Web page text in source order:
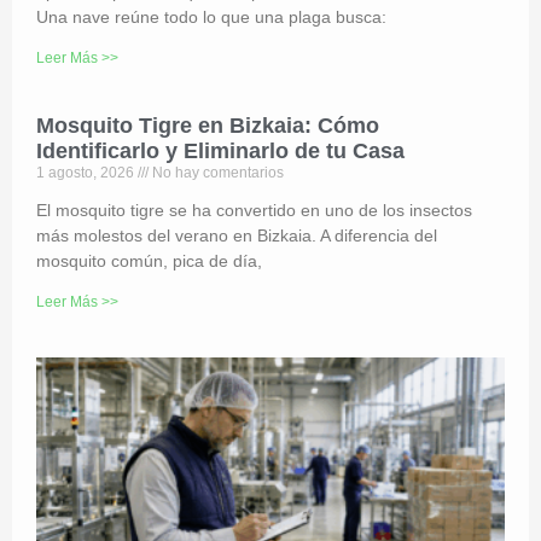
Una nave reúne todo lo que una plaga busca:
Leer Más >>
Mosquito Tigre en Bizkaia: Cómo
Identificarlo y Eliminarlo de tu Casa
1 agosto, 2026 No hay comentarios
El mosquito tigre se ha convertido en uno de los insectos
más molestos del verano en Bizkaia. A diferencia del
mosquito común, pica de día,
Leer Más >>